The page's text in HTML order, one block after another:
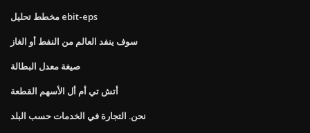
مخطط تحليل ebit-eps
سوف ينفد العالم من النفط أو الغاز
صيغة معدل البطالة
أتش تي أم أل الأسهم القطعة
نحن. التجارة في الخدمات حسب البلد